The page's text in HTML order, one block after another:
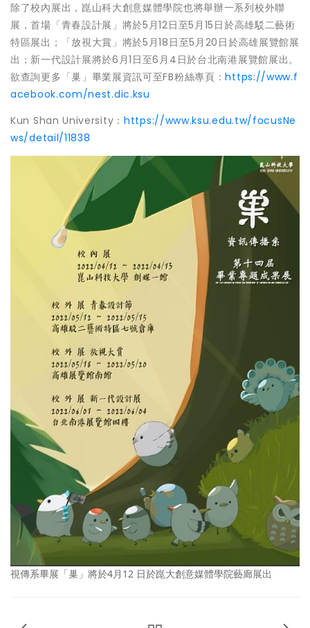
除了校內展出，崑山科大創意媒體學院也將舉辦一系列校外聯
展，首場「青春設計展」將於5月12日至5月15日於高雄駁二藝術
特區展出；「放視大賞」將於5月18日至5月20日於高雄展覽館展
出；新一代設計展將於6月1日至6月4日於台北南港展覽館展出。
欲查詢更多「巢」畢業展資訊可至FB粉絲專頁：https://www.f
acebook.com/nest.dic.ksu
Kun Shan University： https://www.ksu.edu.tw/focusNe
ws/detail/11838
視傳系畢展「巢」將於4月12 日於崑大創意媒體學院藝廊展出